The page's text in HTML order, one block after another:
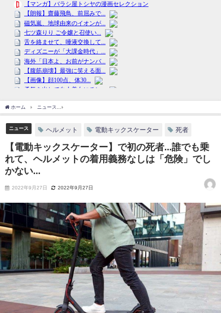
ホーム ニュース
ニュース ヘルメット 電動キックスケーター 死者
【電動キックスケーター】で初の死者...誰でも乗
れて、ヘルメットの着用義務なしは「危険」でし
かない...
2022年9月27日 2022年9月27日